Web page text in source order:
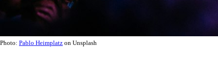
Photo: Pablo Heimplatz on Unsplash